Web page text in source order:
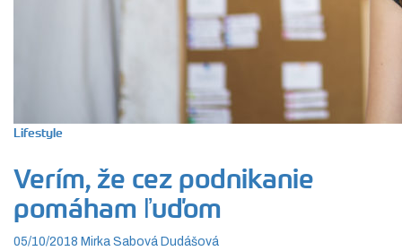
Lifestyle
Verím, že cez podnikanie
pomáham ľuďom
05/10/2018 Mirka Sabová Dudášová